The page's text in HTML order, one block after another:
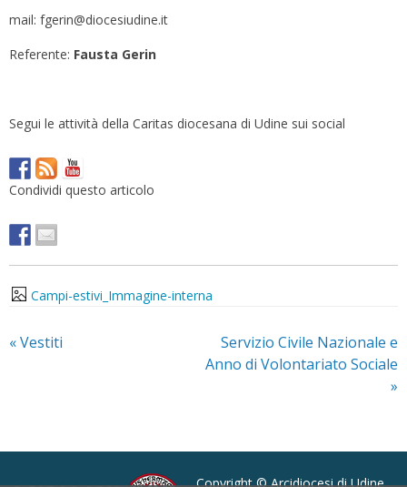
mail: fgerin@diocesiudine.it
Referente: Fausta Gerin
Segui le attività della Caritas diocesana di Udine sui social
Condividi questo articolo
Campi-estivi_Immagine-interna
«Vestiti
Servizio Civile Nazionale e
Anno di Volontariato Sociale
»
Copyright © Arcidiocesi di Udine